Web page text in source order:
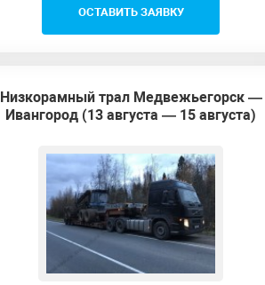
ОСТАВИТЬ ЗАЯВКУ
Низкорамный трал Медвежьегорск —
Ивангород (13 августа — 15 августа)